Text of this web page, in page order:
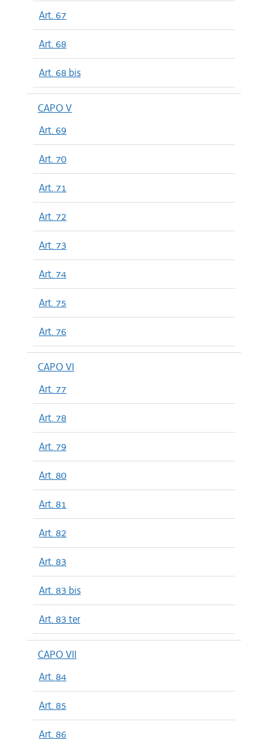
Art. 67
Art. 68
Art. 68 bis
CAPO V
Art. 69
Art. 70
Art. 71
Art. 72
Art. 73
Art. 74
Art. 75
Art. 76
CAPO VI
Art. 77
Art. 78
Art. 79
Art. 80
Art. 81
Art. 82
Art. 83
Art. 83 bis
Art. 83 ter
CAPO VII
Art. 84
Art. 85
Art. 86